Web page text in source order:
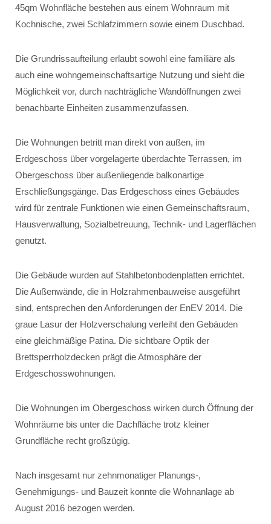
45qm Wohnfläche bestehen aus einem Wohnraum mit
Kochnische, zwei Schlafzimmern sowie einem Duschbad.
Die Grundrissaufteilung erlaubt sowohl eine familiäre als
auch eine wohngemeinschaftsartige Nutzung und sieht die
Möglichkeit vor, durch nachträgliche Wandöffnungen zwei
benachbarte Einheiten zusammenzufassen.
Die Wohnungen betritt man direkt von außen, im
Erdgeschoss über vorgelagerte überdachte Terrassen, im
Obergeschoss über außenliegende balkonartige
Erschließungsgänge. Das Erdgeschoss eines Gebäudes
wird für zentrale Funktionen wie einen Gemeinschaftsraum,
Hausverwaltung, Sozialbetreuung, Technik- und Lagerflächen
genutzt.
Die Gebäude wurden auf Stahlbetonbodenplatten errichtet.
Die Außenwände, die in Holzrahmenbauweise ausgeführt
sind, entsprechen den Anforderungen der EnEV 2014. Die
graue Lasur der Holzverschalung verleiht den Gebäuden
eine gleichmäßige Patina. Die sichtbare Optik der
Brettsperrholzdecken prägt die Atmosphäre der
Erdgeschosswohnungen.
Die Wohnungen im Obergeschoss wirken durch Öffnung der
Wohnräume bis unter die Dachfläche trotz kleiner
Grundfläche recht großzügig.
Nach insgesamt nur zehnmonatiger Planungs-,
Genehmigungs- und Bauzeit konnte die Wohnanlage ab
August 2016 bezogen werden.